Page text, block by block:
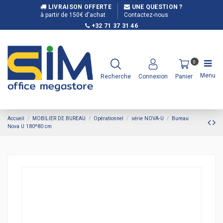
LIVRAISON OFFERTE
à partir de 150€ d'achat
UNE QUESTION ?
Contactez-nous
+32 71 37 31 46
Recherche Connexion
0
Panier Menu
Accueil MOBILIER DE BUREAU Opérationnel série NOVA-U
Bureau
Nova U 180*80 cm